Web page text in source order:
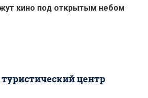
кино под открытым небом
туристический центр